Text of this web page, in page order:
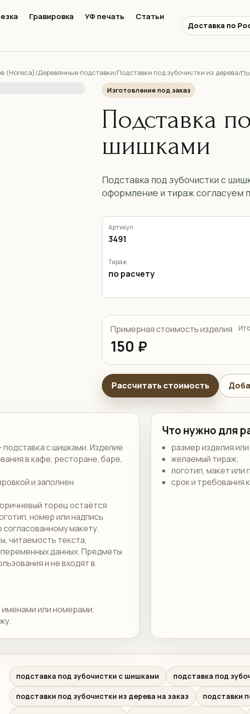
Гравировка УФ печать
Статьи
Доставка по
(Horeca)/Деревянные подставки/Подставки под зубочистки из дерева/
Изготовление под заказ
Подставка
шишками
Подставка под зубочистки с
оформление и тираж согласуем
Артикул
3491
Тираж
по расчету
Примерная стоимость изделия
150 ₽
Рассчитать стоимость
подставка с шишками. Изделие
в кафе, ресторане, баре,
и заполнен
торец остаётся
номер или надпись
макету.
читаемость текста,
данных. Предметы
и не входят в
или номерами;
Что нужно для
размер изделия
желаемый тираж;
логотип, макет или
срок и требования
подставка под зубочистки с шишками подставка под
подставки под зубочистки из дерева на заказ подставки